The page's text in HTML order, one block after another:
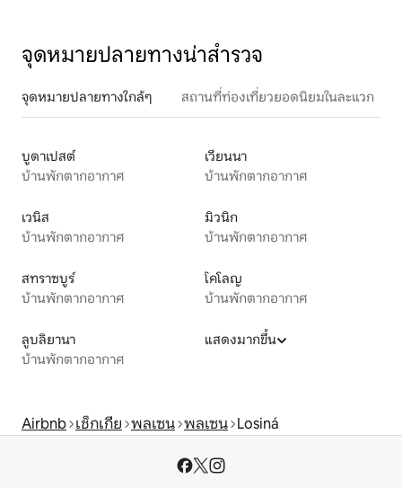
จุดหมายปลายทางน่าสำรวจ
จุดหมายปลายทางใกล้ๆ สถานที่ท่องเที่ยวยอดนิยมในละแวก
บูดาเปสต์
บ้านพักตากอากาศ
เวียนนา
บ้านพักตากอากาศ
เวนิส
บ้านพักตากอากาศ
มิวนิก
บ้านพักตากอากาศ
สทราซบูร์
บ้านพักตากอากาศ
โคโลญ
บ้านพักตากอากาศ
ลูบลิยานา
บ้านพักตากอากาศ
แสดงมากขึ้น
Airbnb เช็กเกีย พลเซน พลเซน Losiná